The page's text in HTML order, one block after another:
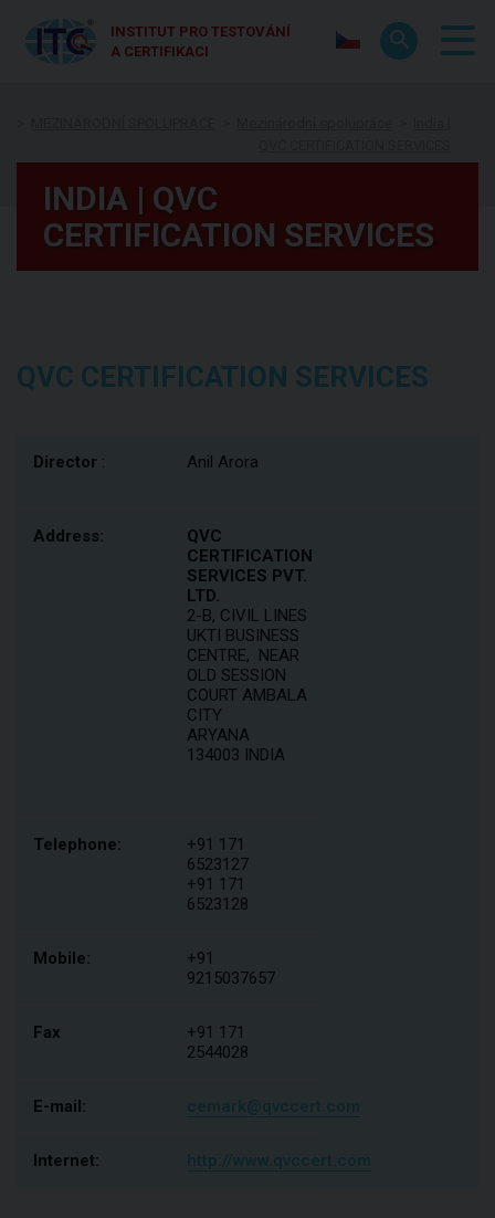
INSTITUT PRO TESTOVÁNÍ
A CERTIFIKACI
INDIA | QVC
CERTIFICATION SERVICES
QVC CERTIFICATION SERVICES
Director : Anil Arora
Address:
QVC
CERTIFICATION
SERVICES PVT.
LTD.
2-B, CIVIL LINES
UKTI BUSINESS
CENTRE, NEAR
OLD SESSION
COURT AMBALA
CITY
ARYANA
134003 INDIA
Telephone:
+91 171
6523127
+91 171
6523128
Mobile:
+91
9215037657
Fax
+91 171
2544028
E-mail: cemark@qvccert.com
Internet: http://www.qvccert.com